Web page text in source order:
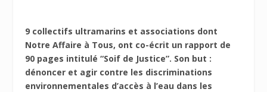
9 collectifs ultramarins et associations dont
Notre Affaire à Tous, ont co-écrit un rapport de
90 pages intitulé “Soif de Justice”. Son but :
dénoncer et agir contre les discriminations
environnementales d’accès à l’eau dans les